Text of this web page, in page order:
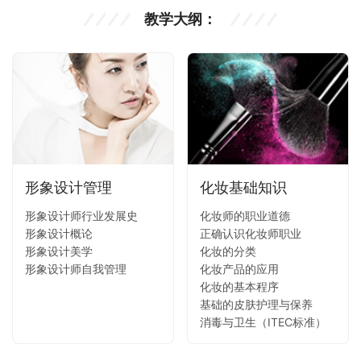
教学大纲：
形象设计管理
形象设计师行业发展史
形象设计概论
形象设计美学
形象设计师自我管理
化妆基础知识
化妆师的职业道德
正确认识化妆师职业
化妆的分类
化妆产品的应用
化妆的基本程序
基础的皮肤护理与保养
消毒与卫生（ITEC标准）